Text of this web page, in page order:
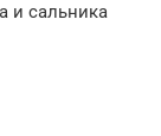
и сальника